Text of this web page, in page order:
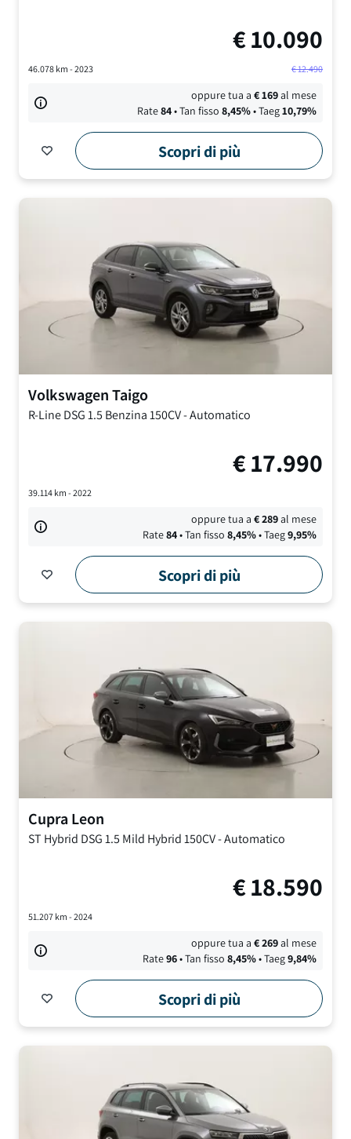
€10.090
46.078km - 2023 €12.490
oppure tua a€169al mese
Rate84• Tan fisso 8,45%• Taeg10,79%
Scopri di più
VolkswagenTaigo
R-Line DSG1.5 Benzina 150CV-Automatico
€17.990
39.114km - 2022
oppure tua a€289al mese
Rate84• Tan fisso 8,45%• Taeg9,95%
Scopri di più
Cupra Leon
ST Hybrid DSG1.5 Mild Hybrid 150CV-Automatico
€18.590
51.207km - 2024
oppure tua a€269al mese
Rate96• Tan fisso 8,45%• Taeg9,84%
Scopri di più